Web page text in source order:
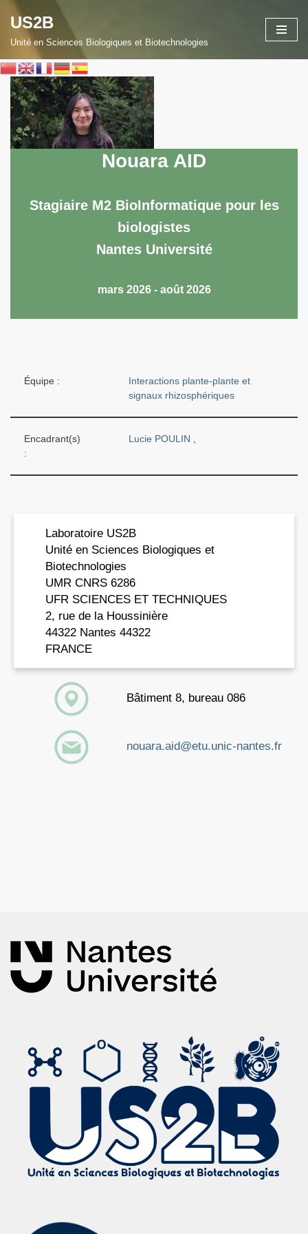
Aller
contenu
US2B
Unité en Sciences Biologiques et Biotechnologies
Nouara AID
Stagiaire M2 BioInformatique pour les
biologistes
Nantes Université
mars 2026 - août 2026
Équipe :
Interactions plante-plante et
signaux rhizosphériques
Encadrant(s)
:
Lucie POULIN
Laboratoire US2B
Unité en Sciences Biologiques et
Biotechnologies
UMR CNRS 6286
UFR SCIENCES ET TECHNIQUES
2, rue de la Houssinière
44322 Nantes 44322
FRANCE
Bâtiment 8, bureau 086
nouara.aid@etu.unic-nantes.fr